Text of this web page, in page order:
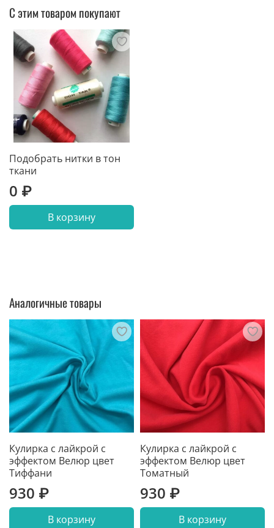
С этим товаром покупают
Подобрать нитки в тон
ткани
0 ₽
В корзину
Аналогичные товары
Кулирка с лайкрой с
эффектом Велюр цвет
Тиффани
930 ₽
В корзину
Кулирка с лайкрой с
эффектом Велюр цвет
Томатный
930 ₽
В корзину